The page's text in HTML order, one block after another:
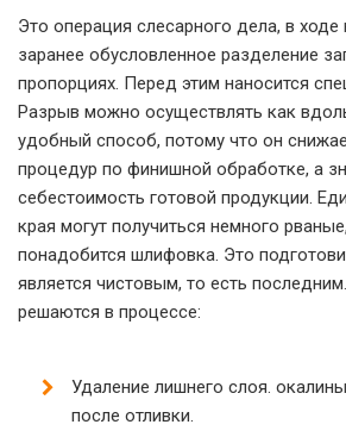
Это операция слесарного дела, в
заранее обусловленное разделение
пропорциях. Перед этим наносится
Разрыв можно осуществлять как
удобный способ, потому что он
процедур по финишной обработке, а
себестоимость готовой продукции.
края могут получиться немного
понадобится шлифовка. Это
является чистовым, то есть
решаются в процессе:
Удаление лишнего слоя.
после отливки.